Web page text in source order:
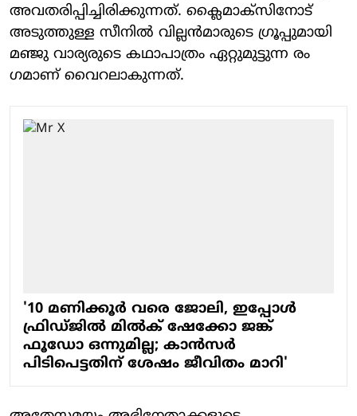
അവതരിപ്പിച്ചിരിക്കുന്നത്. ക്ലൈമാക്സിനോട്
അടുത്തുള്ള സീനിൽ വില്ലൻമാരുടെ ​ഗ്രൂപ്പുമായി
മഞ്ജു വാര്യരുടെ കഥാപാത്രം ഏറ്റുമുട്ടുന്ന രം​
ഗമാണ് വൈറലാകുന്നത്.
'10 മണിക്കൂർ വരെ ജോലി, ഇപ്പോൾ
ഫ്രിഡ്ജിൽ മിൽക് ഷേക്കോ ജങ്ക്
ഫൂഡോ ഒന്നുമില്ല; കാൻസർ
പിടിപെട്ടതിന് ശേഷം ജീവിതം മാറി'